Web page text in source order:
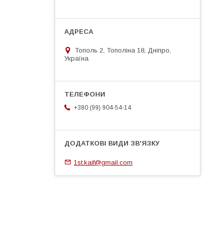
Тополь 2, Тополіна 18, Дніпро,
Україна
+380 (99) 904-54-14
1st.kaif@gmail.com